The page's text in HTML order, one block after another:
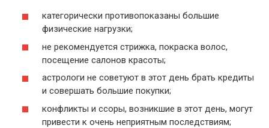
категорически противопоказаны большие
физические нагрузки;
не рекомендуется стрижка, покраска волос,
посещение салонов красоты;
астрологи не советуют в этот день брать кредиты
и совершать большие покупки;
конфликты и ссоры, возникшие в этот день, могут
привести к очень неприятным последствиям;